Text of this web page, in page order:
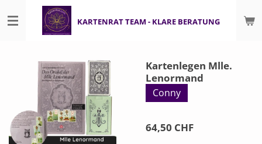
Hauptinhalt
KARTENRAT TEAM - KLARE BERATUNG
Kartenlegen Mlle.
Lenormand
Conny
64,50 CHF